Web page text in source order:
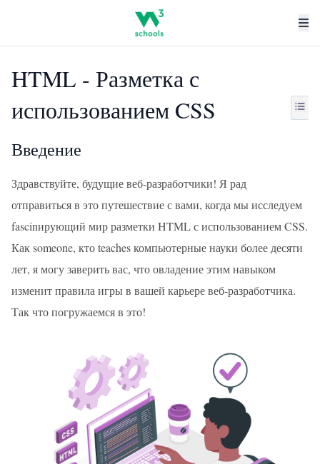
HTML - Разметка с
использованием CSS
Введение
Здравствуйте, будущие веб-разработчики! Я рад
отправиться в это путешествие с вами, когда мы исследуем
fascinирующий мир разметки HTML с использованием CSS.
Как someone, кто teaches компьютерные науки более десяти
лет, я могу заверить вас, что овладение этим навыком
изменит правила игры в вашей карьере веб-разработчика.
Так что погружаемся в это!